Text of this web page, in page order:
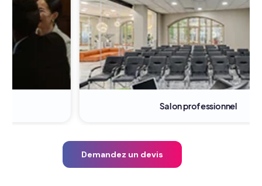
Salon professionnel
Demandez un devis